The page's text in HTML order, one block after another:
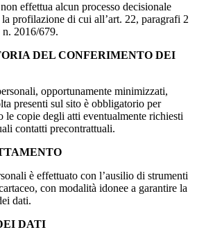
effettua alcun processo decisionale
profilazione di cui all’art. 22, paragrafi 2
2016/679.
DEL CONFERIMENTO DEI
opportunamente minimizzati,
presenti sul sito è obbligatorio per
le copie degli atti eventualmente richiesti
contatti precontrattuali.
è effettuato con l’ausilio di strumenti
con modalità idonee a garantire la
dati.
DATI